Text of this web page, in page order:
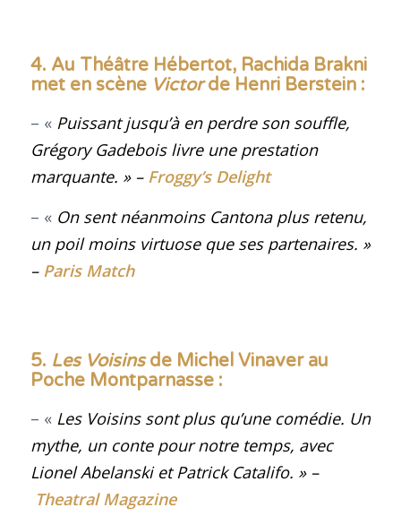
4. Au Théâtre Hébertot, Rachida Brakni
met en scène Victorde Henri Berstein :
– « Puissant jusqu’à en perdre son souffle,
Grégory Gadebois livre une prestation
marquante. » – Froggy’s Delight
– « On sent néanmoins Cantona plus retenu,
un poil moins virtuose que ses partenaires. »
– Paris Match
5. Les Voisinsde Michel Vinaver au
Poche Montparnasse :
– « Les Voisins sont plus qu’une comédie. Un
mythe, un conte pour notre temps, avec
Lionel Abelanski et Patrick Catalifo. » –
Theatral Magazine